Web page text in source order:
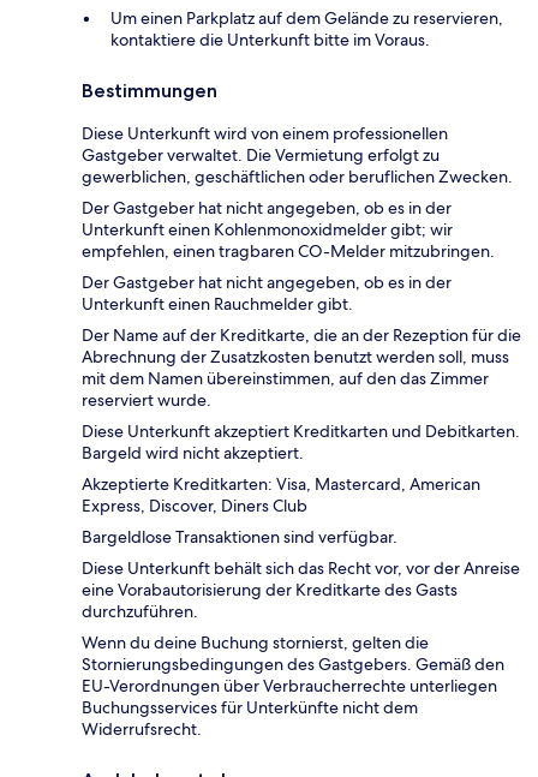
Um einen Parkplatz auf dem Gelände zu reservieren,
kontaktiere die Unterkunft bitte im Voraus.
Bestimmungen
Diese Unterkunft wird von einem professionellen
Gastgeber verwaltet. Die Vermietung erfolgt zu
gewerblichen, geschäftlichen oder beruflichen Zwecken.
Der Gastgeber hat nicht angegeben, ob es in der
Unterkunft einen Kohlenmonoxidmelder gibt; wir
empfehlen, einen tragbaren CO-Melder mitzubringen.
Der Gastgeber hat nicht angegeben, ob es in der
Unterkunft einen Rauchmelder gibt.
Der Name auf der Kreditkarte, die an der Rezeption für die
Abrechnung der Zusatzkosten benutzt werden soll, muss
mit dem Namen übereinstimmen, auf den das Zimmer
reserviert wurde.
Diese Unterkunft akzeptiert Kreditkarten und Debitkarten.
Bargeld wird nicht akzeptiert.
Akzeptierte Kreditkarten: Visa, Mastercard, American
Express, Discover, Diners Club
Bargeldlose Transaktionen sind verfügbar.
Diese Unterkunft behält sich das Recht vor, vor der Anreise
eine Vorabautorisierung der Kreditkarte des Gasts
durchzuführen.
Wenn du deine Buchung stornierst, gelten die
Stornierungsbedingungen des Gastgebers. Gemäß den
EU-Verordnungen über Verbraucherrechte unterliegen
Buchungsservices für Unterkünfte nicht dem
Widerrufsrecht.